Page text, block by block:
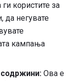
користите за
да негувате
кампања
содржини: Ова е